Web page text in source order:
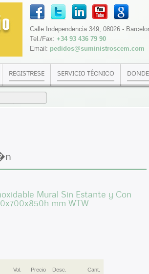
Calle Independencia 349, 08026 -
Tel./Fax: +34 93 436 79 90
Email: pedidos@suministroscem.com
REGISTRESE SERVICIO TÉCNICO
Mural Sin Estante y Con
mm WTW
Vol. Precio Desc. Cant.